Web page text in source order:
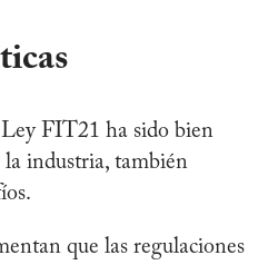
FIT21 ha sido bien
industria, también
que las regulaciones